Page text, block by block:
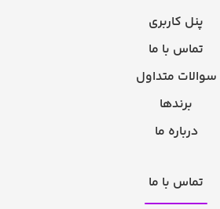
پنل کاربری
تماس با ما
سوالات متداول
برندها
درباره ما
تماس با ما